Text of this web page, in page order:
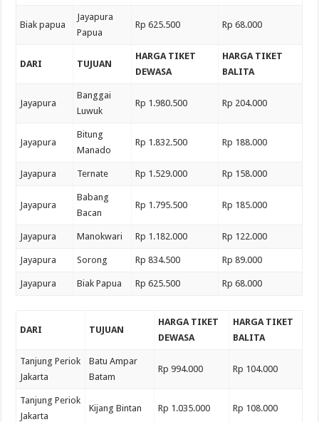
Biak papua
Jayapura
Papua
Rp 625.500 Rp 68.000
DARI TUJUAN
HARGA TIKET
DEWASA
HARGA TIKET
BALITA
Jayapura
Banggai
Luwuk
Rp 1.980.500 Rp 204.000
Jayapura
Bitung
Manado
Rp 1.832.500 Rp 188.000
Jayapura Ternate Rp 1.529.000 Rp 158.000
Jayapura
Babang
Bacan
Rp 1.795.500 Rp 185.000
Jayapura Manokwari Rp 1.182.000 Rp 122.000
Jayapura Sorong Rp 834.500 Rp 89.000
Jayapura Biak Papua Rp 625.500 Rp 68.000
DARI TUJUAN
HARGA TIKET
DEWASA
HARGA TIKET
BALITA
Tanjung Periok
Jakarta
Batu Ampar
Batam
Rp 994.000 Rp 104.000
Tanjung Periok
Jakarta
Kijang Bintan Rp 1.035.000 Rp 108.000